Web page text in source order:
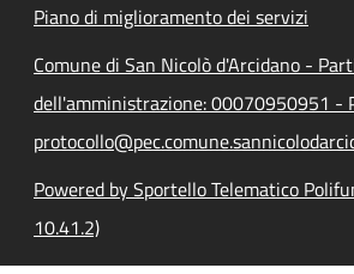
Piano di miglioramento dei servizi
Comune di San Nicolò d'Arcidano -
dell'amministrazione: 00070950951 -
Powered by Sportello Telematico
10.41.2)